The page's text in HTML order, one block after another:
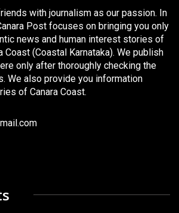
with journalism as our passion. In
Post focuses on bringing you only
news and human interest stories of
Coast (Coastal Karnataka). We publish
only after thoroughly checking the
We also provide you information
of Canara Coast.